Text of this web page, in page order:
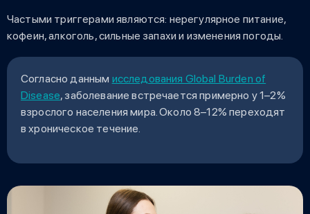
Частыми триггерами являются: нерегулярное питание,
кофеин, алкоголь, сильные запахи и изменения погоды.
Согласно данным исследования Global Burden of
Disease, заболевание встречается примерно у 1–2%
взрослого населения мира. Около 8–12% переходят
в хроническое течение.